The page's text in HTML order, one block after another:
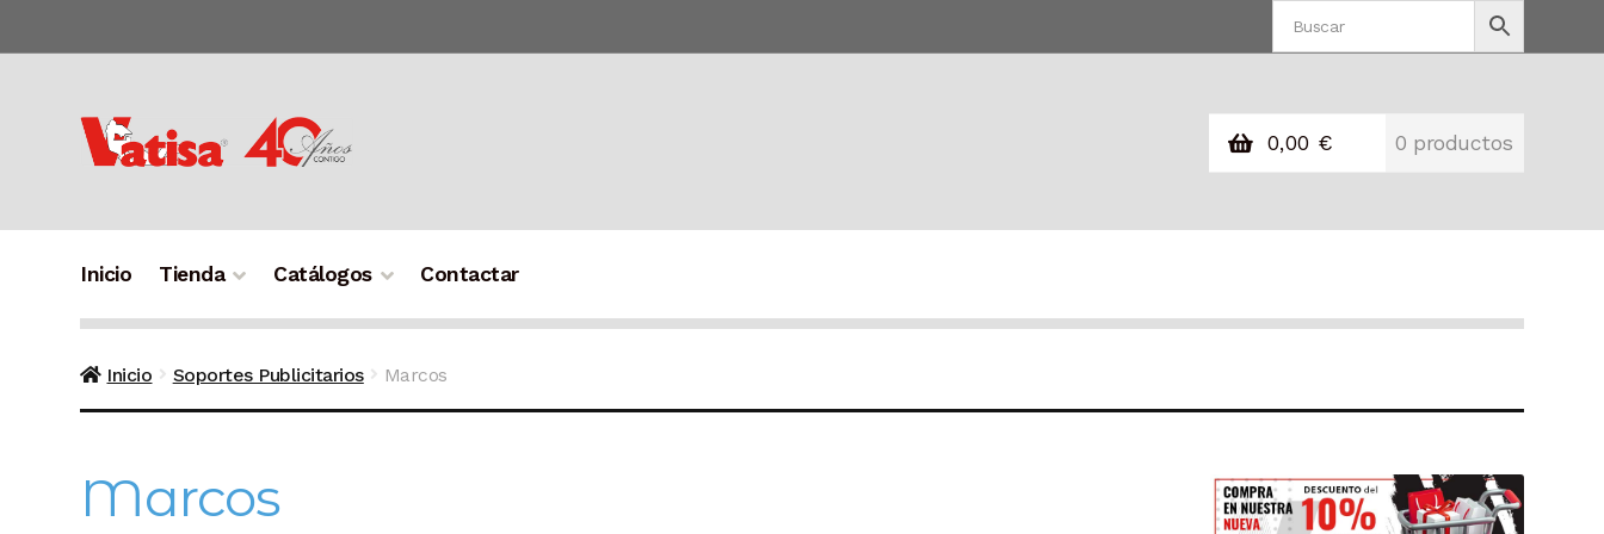
a
navegación
al
0,00 € 0 productos
Inicio Tienda Catálogos Contactar
Inicio Soportes Publicitarios Marcos
Marcos